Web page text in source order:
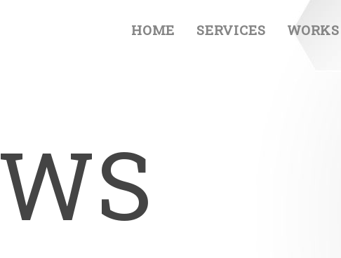
HOME SERVICES WORKS
WS